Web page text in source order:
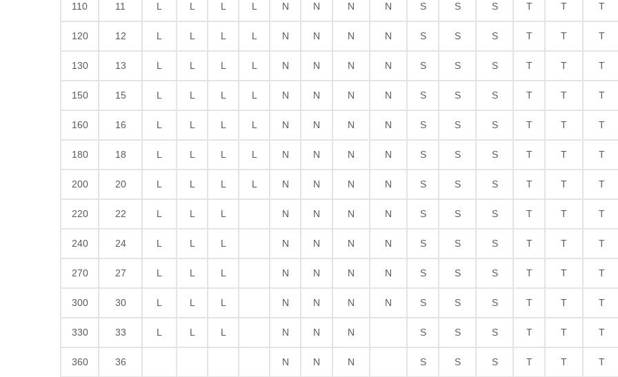
110 11 L L L L N N N N S S S T T T
120 12 L L L L N N N N S S S T T T
130 13 L L L L N N N N S S S T T T
150 15 L L L L N N N N S S S T T T
160 16 L L L L N N N N S S S T T T
180 18 L L L L N N N N S S S T T T
200 20 L L L L N N N N S S S T T T
220 22 L L L N N N N S S S T T T
240 24 L L L N N N N S S S T T T
270 27 L L L N N N N S S S T T T
300 30 L L L N N N N S S S T T T
330 33 L L L N N N S S S T T T
360 36 N N N S S S T T T